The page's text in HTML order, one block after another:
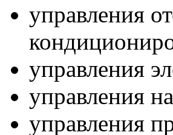
управления
управления
управления
управления